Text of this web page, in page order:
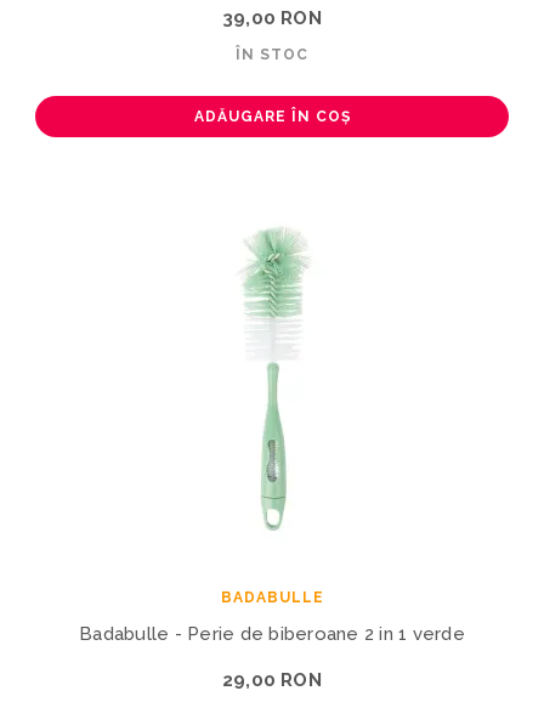
39,00 RON
ÎN STOC
ADĂUGARE ÎN COȘ
BADABULLE
Badabulle - Perie de biberoane 2 in 1 verde
29,00 RON